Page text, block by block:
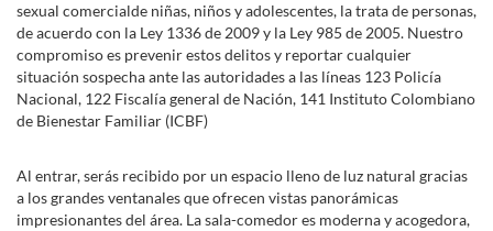
sexual comercialde niñas, niños y adolescentes, la trata de personas,
de acuerdo con la Ley 1336 de 2009 y la Ley 985 de 2005. Nuestro
compromiso es prevenir estos delitos y reportar cualquier
situación sospecha ante las autoridades a las líneas 123 Policía
Nacional, 122 Fiscalía general de Nación, 141 Instituto Colombiano
de Bienestar Familiar (ICBF)
Al entrar, serás recibido por un espacio lleno de luz natural gracias
a los grandes ventanales que ofrecen vistas panorámicas
impresionantes del área. La sala-comedor es moderna y acogedora,